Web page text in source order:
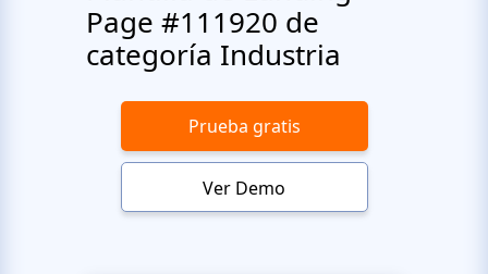
Page #111920 de
categoría Industria
Prueba gratis
Ver Demo